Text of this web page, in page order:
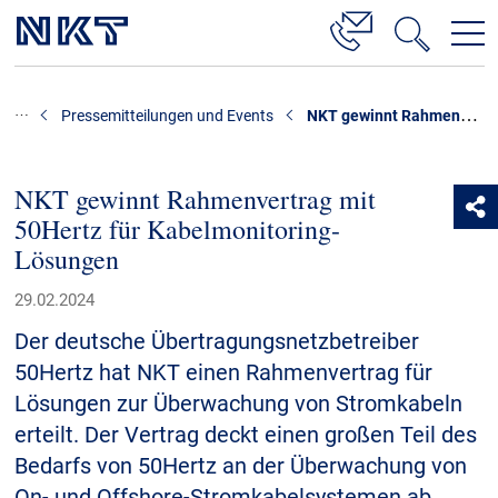
Kabelservice
Mittelspannung
Niederspannung
Kabelgarnituren
Referenzen
Downloads
Presse & Events
NKT gewinnt Rahmenvertrag mit
50Hertz für Kabelmonitoring-
Lösungen
29.02.2024
Der deutsche Übertragungsnetzbetreiber
50Hertz hat NKT einen Rahmenvertrag für
Lösungen zur Überwachung von Stromkabeln
erteilt. Der Vertrag deckt einen großen Teil des
Bedarfs von 50Hertz an der Überwachung von
Pressemitteilungen und Events NKT gewinnt Rahmenvertrag mit 50Hertz für Kabelmonitoring-Lösungen